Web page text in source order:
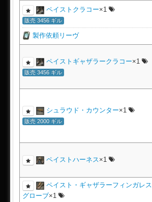
ペイストクラコー×1
販売 3456 ギル
製作依頼リーヴ
ペイストギャザラークラコー×1
販売 3456 ギル
シュラウド・カウンター×1
販売 2000 ギル
ペイストハーネス×1
ペイスト・ギャザラーフィンガレス
グローブ×1